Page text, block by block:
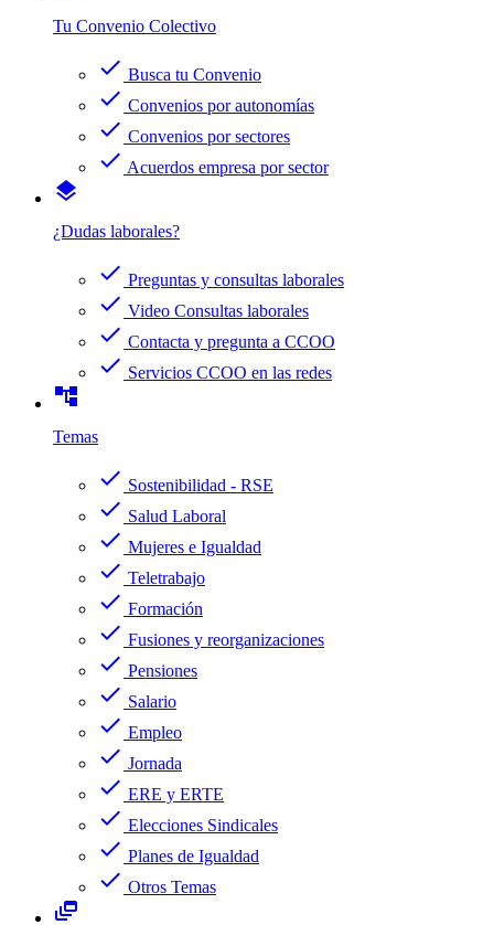
Tu Convenio Colectivo
check Busca tu Convenio
check Convenios por autonomías
check Convenios por sectores
check Acuerdos empresa por sector
layers
¿Dudas laborales?
check Preguntas y consultas laborales
check Video Consultas laborales
check Contacta y pregunta a CCOO
check Servicios CCOO en las redes
account_tree
Temas
check Sostenibilidad - RSE
check Salud Laboral
check Mujeres e Igualdad
check Teletrabajo
check Formación
check Fusiones y reorganizaciones
check Pensiones
check Salario
check Empleo
check Jornada
check ERE y ERTE
check Elecciones Sindicales
check Planes de Igualdad
check Otros Temas
dynamic_feed